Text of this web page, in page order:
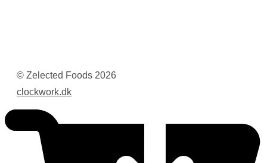
© Zelected Foods 2026
clockwork.dk